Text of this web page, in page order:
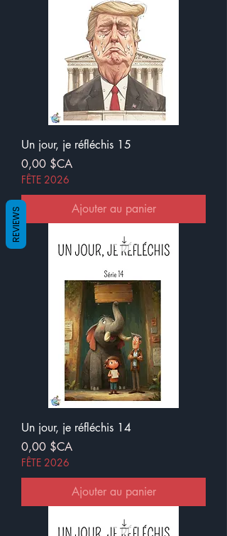
Un jour, je réfléchis 15
Prix
0,00 $CA
FÊTE 2026
Ajouter au panier
Un jour, je réfléchis 14
Prix
0,00 $CA
FÊTE 2026
Ajouter au panier
REVIEWS